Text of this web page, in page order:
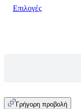
Επιλογές
Γρήγορη προβολή